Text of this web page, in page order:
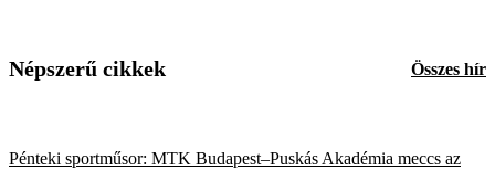
Népszerű cikkek Összes hír
Pénteki sportműsor: MTK Budapest–Puskás Akadémia meccs az